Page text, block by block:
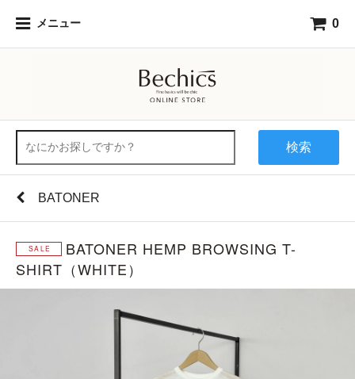
メニュー 0
検索
BATONER
BATONER HEMP BROWSING T-
SHIRT（WHITE）